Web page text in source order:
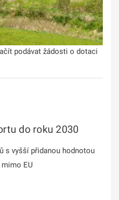
podávat žádosti o dotaci
do roku 2030
s vyšší přidanou hodnotou
EU